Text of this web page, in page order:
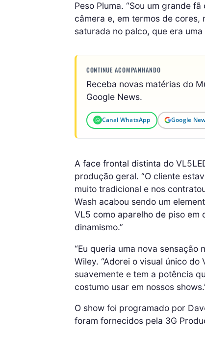
Peso Pluma. “Sou um grande fã
câmera e, em termos de
saturada no palco, que era
CONTINUE ACOMPANHANDO
Receba novas matérias do
Google News.
Canal WhatsApp Google
A face frontal distinta do
produção geral. “O cliente
muito tradicional e nos
Wash acabou sendo um
VL5 como aparelho de piso
dinamismo.”
“Eu queria uma nova sensação
Wiley. “Adorei o visual único do
suavemente e tem a potência
costumo usar em nossos
O show foi programado por
foram fornecidos pela 3G